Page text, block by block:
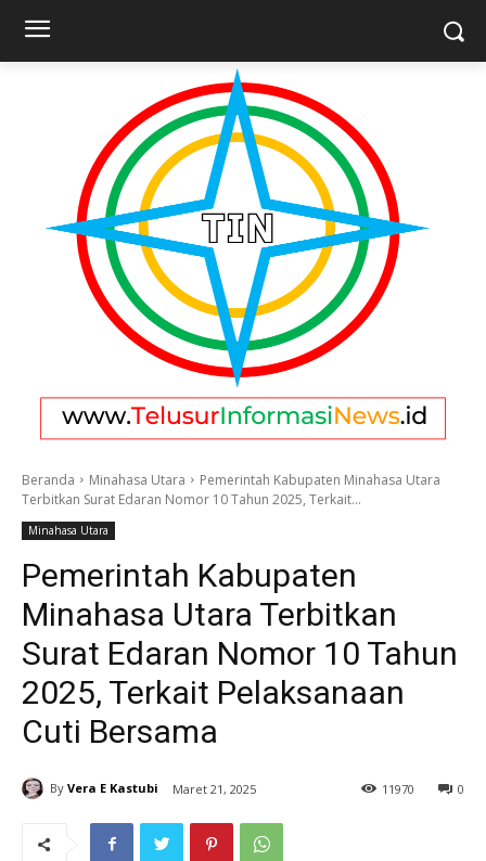
Beranda Minahasa Utara
Pemerintah Kabupaten Minahasa Utara
Terbitkan Surat Edaran Nomor 10 Tahun 2025, Terkait...
Minahasa Utara
Pemerintah Kabupaten
Minahasa Utara Terbitkan
Surat Edaran Nomor 10 Tahun
2025, Terkait Pelaksanaan
Cuti Bersama
By Vera E Kastubi Maret 21, 2025 0
11970